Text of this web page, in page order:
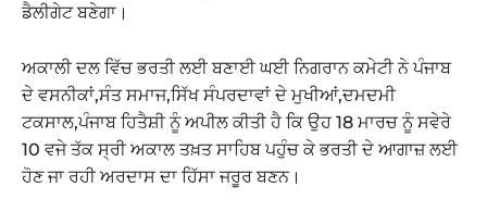
ਡੈਲੀਗੇਟ ਬਣੇਗਾ।
ਅਕਾਲੀ ਦਲ ਵਿੱਚ ਭਰਤੀ ਲਈ ਬਣਾਈ ਘਈ ਨਿਗਰਾਨ ਕਮੇਟੀ ਨੇ ਪੰਜਾਬ
ਦੇ ਵਸਨੀਕਾਂ,ਸੰਤ ਸਮਾਜ,ਸਿੱਖ ਸੰਪਰਦਾਵਾਂ ਦੇ ਮੁਖੀਆਂ,ਦਮਦਮੀ
ਟਕਸਾਲ,ਪੰਜਾਬ ਹਿਤੈਸ਼ੀ ਨੂੰ ਅਪੀਲ ਕੀਤੀ ਹੈ ਕਿ ਉਹ 18 ਮਾਰਚ ਨੂੰ ਸਵੇਰੇ
10 ਵਜੇ ਤੱਕ ਸ੍ਰੀ ਅਕਾਲ ਤਖ਼ਤ ਸਾਹਿਬ ਪਹੁੰਚ ਕੇ ਭਰਤੀ ਦੇ ਆਗਾਜ਼ ਲਈ
ਹੋਣ ਜਾ ਰਹੀ ਅਰਦਾਸ ਦਾ ਹਿੱਸਾ ਜਰੂਰ ਬਣਨ।